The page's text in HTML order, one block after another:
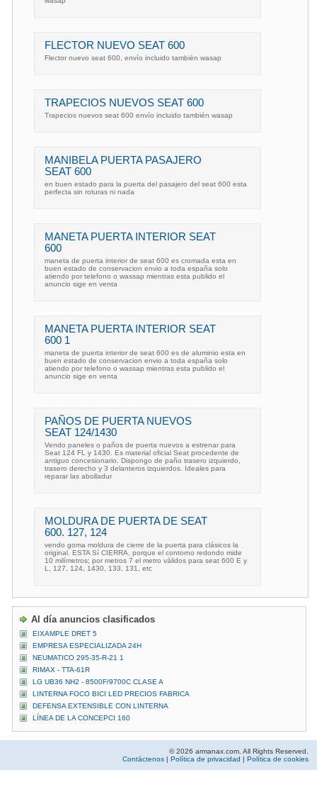
FLECTOR NUEVO SEAT 600
Flector nuevo seat 600, envío incluido también wasap
TRAPECIOS NUEVOS SEAT 600
Trapecios nuevos seat 600 envío incluido también wasap
MANIBELA PUERTA PASAJERO
SEAT 600
en buen estado para la puerta del pasajero del seat 600 esta
perfecta sin roturas ni nada
MANETA PUERTA INTERIOR SEAT
600
maneta de puerta interior de seat 600 es cromada esta en
buen estado de conservacion envio a toda españa solo
atiendo por telefono o wassap mientras esta publido el
anuncio sige en venta
MANETA PUERTA INTERIOR SEAT
600 1
maneta de puerta interior de seat 600 es de aluminio esta en
buen estado de conservacion envio a toda españa solo
atiendo por telefono o wassap mientras esta publido el
anuncio sige en venta
PAÑOS DE PUERTA NUEVOS
SEAT 124/1430
Vendo paneles o paños de puerta nuevos a estrenar para
Seat 124 FL y 1430. Es material oficial Seat procedente de
antiguo concesionario. Dispongo de paño trasero izquierdo,
trasero derecho y 3 delanteros izquierdos. Ideales para
reparar las abolladur
MOLDURA DE PUERTA DE SEAT
600. 127, 124
vendo goma moldura de cierre de la puerta para clásicos la
original. ESTA Sí CIERRA, porque el contorno redondo mide
10 milímetros; por metros 7 el metro válidos para seat 600 E y
L, 127, 124, 1430, 133, 131, etc
Al día anuncios clasificados
EIXAMPLE DRET 5
EMPRESA ESPECIALIZADA 24H
NEUMATICO 295-35-R-21 1
RIMAX - TTA-61R
LG UB36 NH2 - 8500F/9700C CLASE A
LINTERNA FOCO BICI LED PRECIOS FABRICA
DEFENSA EXTENSIBLE CON LINTERNA
LÍNEA DE LA CONCEPCI 160
© 2026 armanax.com. All Rights Reserved.
Contáctenos | Política de privacidad | Política de cookies